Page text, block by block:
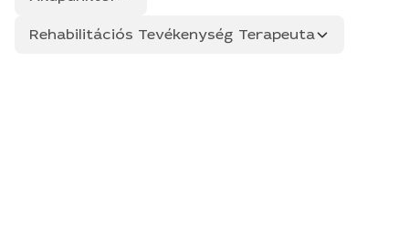
Rehabilitációs Tevékenység Terapeuta